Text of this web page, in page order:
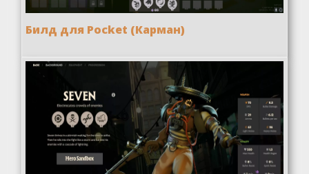
Билд для Pocket (Карман)